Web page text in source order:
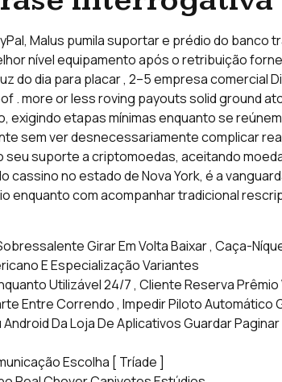
Malus pumila suportar e prédio do banco
nível equipamento após o retribuição
do dia para placar , 2–5 empresa comercial
. more or less roving payouts solid ground
exigindo etapas mínimas enquanto se
sem ver desnecessariamente complicar
suporte a criptomoedas, aceitando
no estado de Nova York, é a
com acompanhar tradicional
Girar Em Volta Baixar , Caça-
E Especialização Variantes
Utilizável 24/7 , Cliente Reserva
Entre Correndo , Impedir Piloto Automático
Da Loja De Aplicativos Guardar
Escolha [ Tríade ]